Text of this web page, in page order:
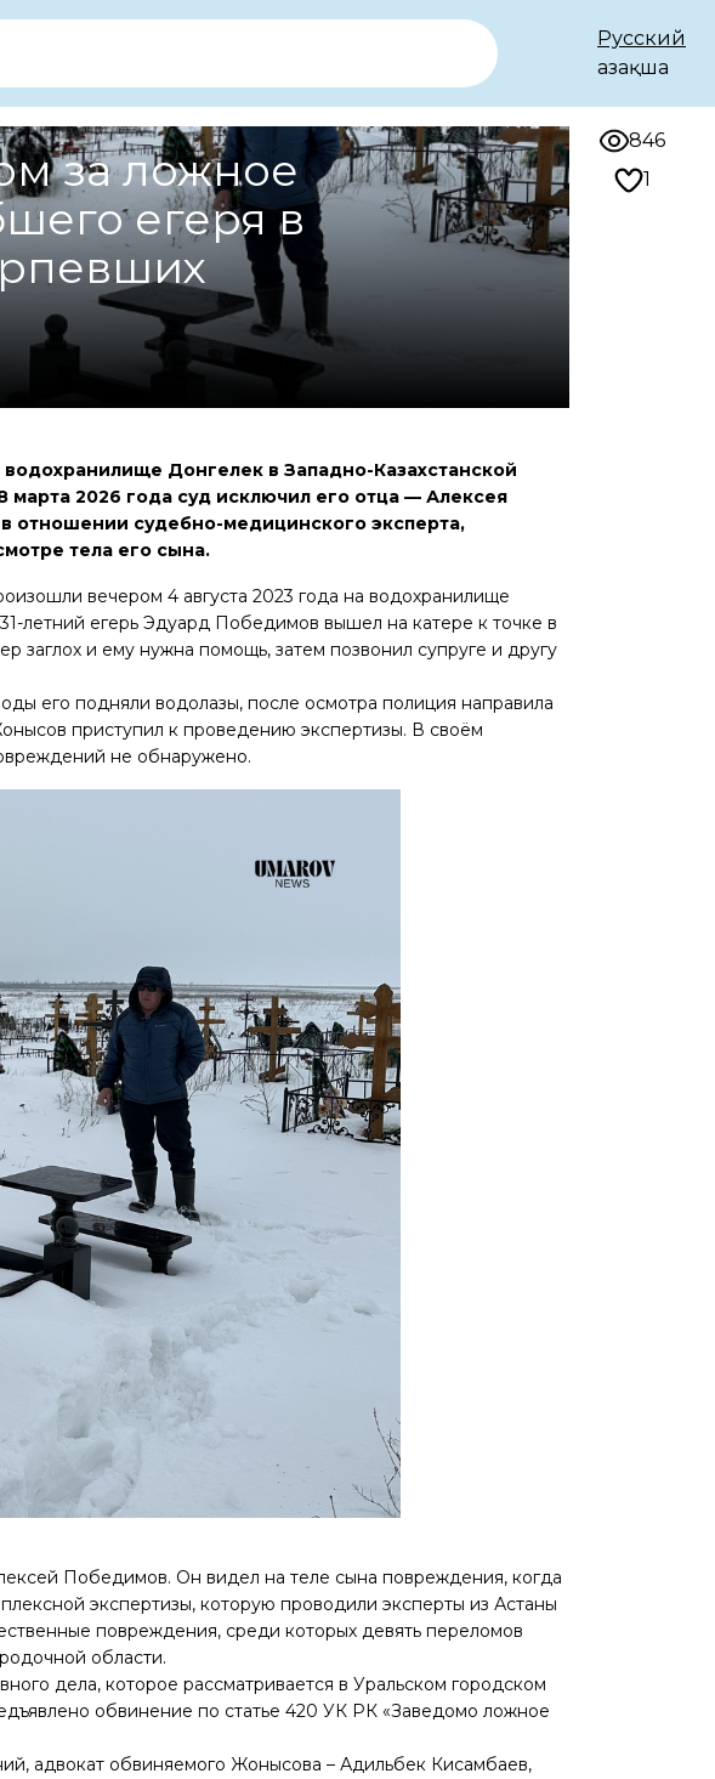
Русский
Қазақша
за ложное
егеря в
Донгелек в Западно-Казахстанской
2026 года суд исключил его отца — Алексея
отношении судебно-медицинского эксперта,
тела его сына.
вечером 4 августа 2023 года на водохранилище
летний егерь Эдуард Победимов вышел на катере к точке в
заглох и ему нужна помощь, затем позвонил супруге и другу
его подняли водолазы, после осмотра полиция направила
приступил к проведению экспертизы. В своём
не обнаружено.
Победимов. Он видел на теле сына повреждения, когда
экспертизы, которую проводили эксперты из Астаны
повреждения, среди которых девять переломов
области.
дела, которое рассматривается в Уральском городском
обвинение по статье 420 УК РК «Заведомо ложное
адвокат обвиняемого Жонысова – Адильбек Кисамбаев,
846
1